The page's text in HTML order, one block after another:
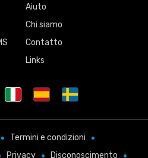
Aiuto
Chi siamo
Contatto
Links
Termini e condizioni
Privacy Disconoscimento